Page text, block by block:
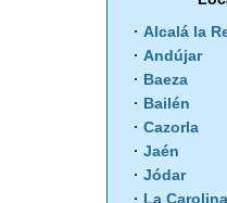
Alcalá la
Andújar
Baeza
Bailén
Cazorla
Jaén
Jódar
La Carolina